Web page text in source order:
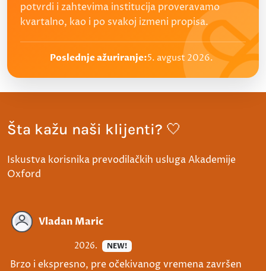
potvrdi i zahtevima institucija proveravamo
kvartalno, kao i po svakoj izmeni propisa.
Poslednje ažuriranje:5. avgust 2026.
Šta kažu naši klijenti? 🤍
Iskustva korisnika prevodilačkih usluga Akademije
Oxford
Vladan Maric
2026. NEW!
Brzo i ekspresno, pre očekivanog vremena završen